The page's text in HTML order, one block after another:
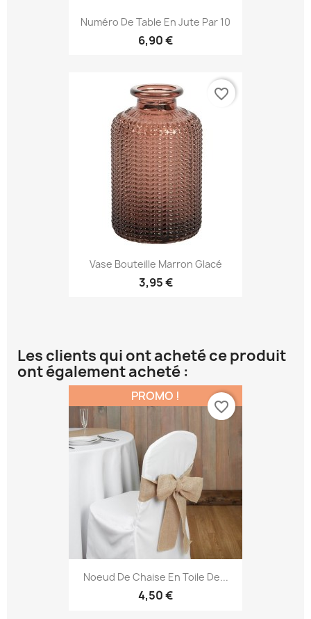
Numéro De Table En Jute Par 10
6,90 €
Vase Bouteille Marron Glacé
3,95 €
favorite_border
Les clients qui ont acheté ce produit
ont également acheté :
Noeud De Chaise En Toile De...
4,50 €
PROMO !
favorite_border